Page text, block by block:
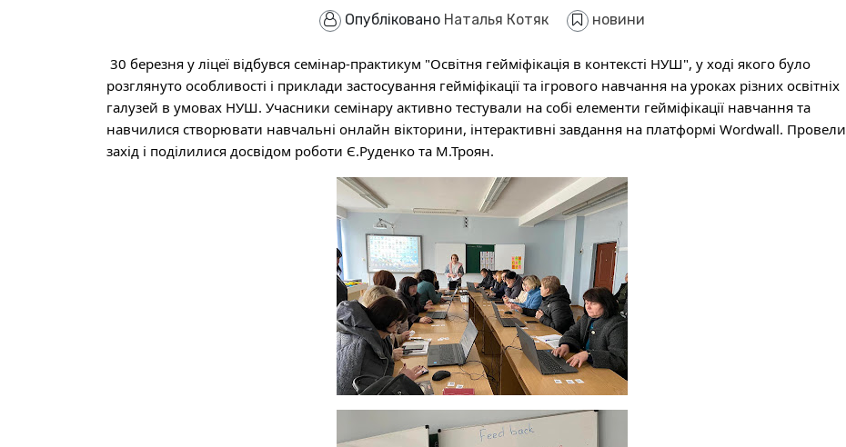
Опубліковано Наталья Котяк новини
30 березня у ліцеї відбувся семінар-практикум "Освітня гейміфікація в контексті НУШ", у ході якого було
розглянуто особливості і приклади застосування гейміфікації та ігрового навчання на уроках різних освітніх
галузей в умовах НУШ. Учасники семінару активно тестували на собі елементи гейміфікації навчання та
навчилися створювати навчальні онлайн вікторини, інтерактивні завдання на платформі Wordwall. Провели
захід і поділилися досвідом роботи Є.Руденко та М.Троян.